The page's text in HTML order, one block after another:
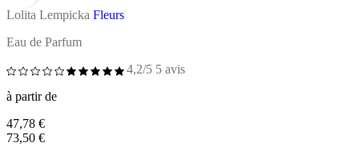
Lolita Lempicka Fleurs
Eau de Parfum
4,2/5 5 avis
à partir de
47,78 €
73,50 €